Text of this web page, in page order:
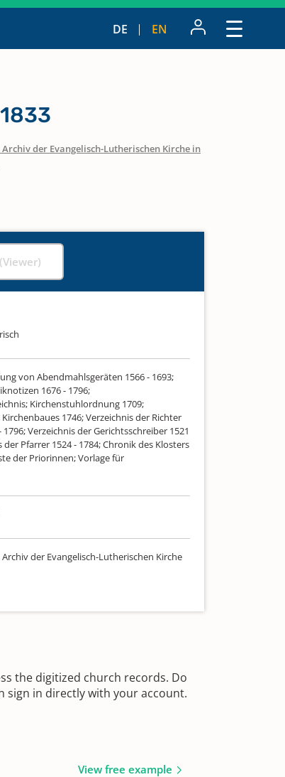
DE EN
der Evangelisch-Lutherischen Kirche in
von Abendmahlsgeräten 1566 - 1693;
1676 - 1796;
Kirchenstuhlordnung 1709;
1746; Verzeichnis der Richter
Verzeichnis der Gerichtsschreiber 1521
der Pfarrer 1524 - 1784; Chronik des Klosters
der Priorinnen; Vorlage für
der Evangelisch-Lutherischen Kirche
the digitized church records. Do
sign in directly with your account.
View free example